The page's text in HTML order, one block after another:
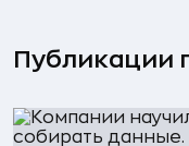
Публикации